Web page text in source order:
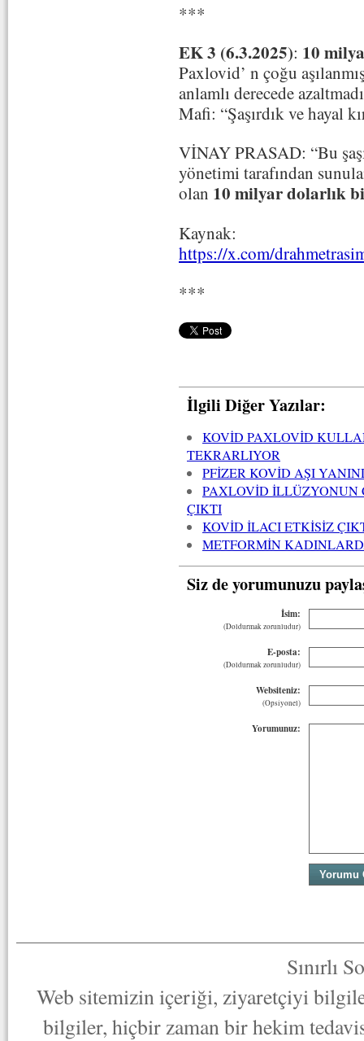
***
EK 3 (6.3.2025): 10
Paxlovid’ n çoğu
anlamlı derecede
Mafi: “Şaşırdık ve hayal
VİNAY PRASAD: “Bu
yönetimi tarafından
olan 10 milyar dolarlık
Kaynak:
https://x.com/
***
İlgili Diğer Yazılar:
KOVİD PAXLOVİD
TEKRARLIYOR
PFİZER KOVİD AŞI
PAXLOVİD İLLÜZYONUN
ÇIKTI
KOVİD İLACI ETKİSİZ
METFORMİN
Siz de yorumunuzu
İsim:
(Doldurmak zorunludur)
E-posta:
(Doldurmak zorunludur)
Websiteniz:
(Opsiyonel)
Yorumunuz:
Sınırlı
Web sitemizin içeriği, ziyaretçiyi
bilgiler, hiçbir zaman bir hekim